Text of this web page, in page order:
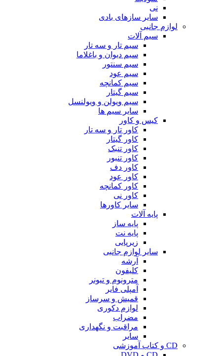
نی
سایر سازهای بادی
لوازم جانبی
سیم آلات
سیم تار و سه تار
سیم دیوان و باغلاما
سیم سنتور
سیم عود
سیم کمانچه
سیم گیتار
سیم ویولن و ویولنسل
سایر سیم ها
کیس و کاور
کاور تار و سه تار
کاور گیتار
کاور تنبک
کاور تنبور
کاور دف
کاور عود
کاور کمانچه
کاور نی
سایر کاورها
پایه آلات
پایه ساز
پایه نت
زیرپایی
سایر لوازم جانبی
آرشه
کلیفون
مترونوم و تیونر
آمپلی فایر
قمیش و سرساز
لوازم دکوری
مضراب
مراقبت و نگهداری
سایر
CD و کتاب آموزشی